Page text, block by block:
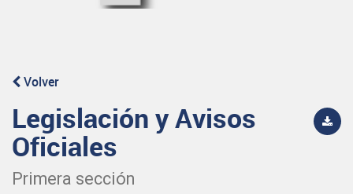
Volver
Legislación y Avisos
Oficiales
Primera sección